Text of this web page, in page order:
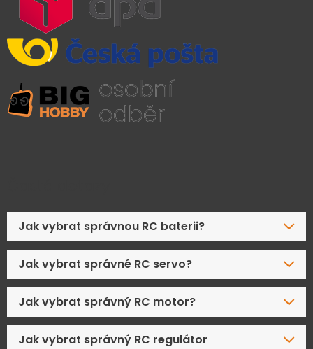
Jak vybrat správnou RC baterii?
Jak vybrat správné RC servo?
Jak vybrat správný RC motor?
Jak vybrat správný RC regulátor